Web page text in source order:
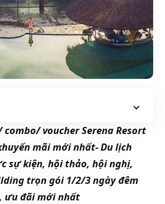
voucher Serena Resort
mãi mới nhất- Du lịch
sự kiện, hội thảo, hội nghị,
trọn gói 1/2/3 ngày đêm
ưu đãi mới nhất